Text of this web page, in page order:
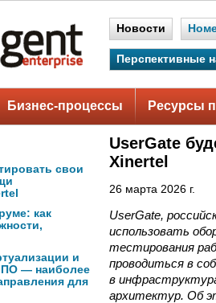
Новости
Перспективные
Бизнес-процессы Ресурсы
свои
как
и
ПО — наиболее
для
UserGate
Xinertel
26 марта 2026 г.
UserGate,
использовать
тестирования
проводиться в
в
архитектур. Об